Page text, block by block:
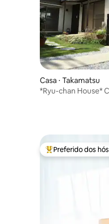
Casa ⋅ Takamatsu
*Ryu-chan House*
alugar: Parque
Perto da estação
Entre os melhores
Preferido dos